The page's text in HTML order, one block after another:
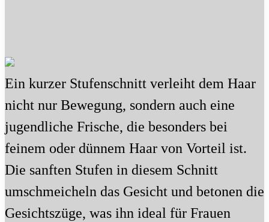
Ein kurzer Stufenschnitt verleiht dem Haar
nicht nur Bewegung, sondern auch eine
jugendliche Frische, die besonders bei
feinem oder dünnem Haar von Vorteil ist.
Die sanften Stufen in diesem Schnitt
umschmeicheln das Gesicht und betonen die
Gesichtszüge, was ihn ideal für Frauen